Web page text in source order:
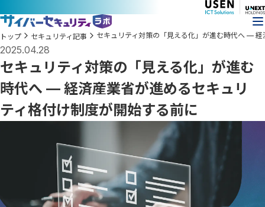
トップ セキュリティ記事 セキュリティ対策の「見える化」が進む時代へ —
2025.04.28
セキュリティ対策の「見える化」が進む
時代へ — 経済産業省が進めるセキュリ
ティ格付け制度が開始する前に